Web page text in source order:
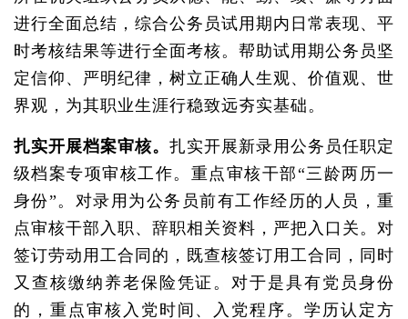
进行全面总结，综合公务员试用期内日常表现、平
时考核结果等进行全面考核。帮助试用期公务员坚
定信仰、严明纪律，树立正确人生观、价值观、世
界观，为其职业生涯行稳致远夯实基础。
扎实开展档案审核。 扎实开展新录用公务员任职定
级档案专项审核工作。重点审核干部“三龄两历一
身份”。对录用为公务员前有工作经历的人员，重
点审核干部入职、辞职相关资料，严把入口关。对
签订劳动用工合同的，既查核签订用工合同，同时
又查核缴纳养老保险凭证。对于是具有党员身份
的，重点审核入党时间、入党程序。学历认定方